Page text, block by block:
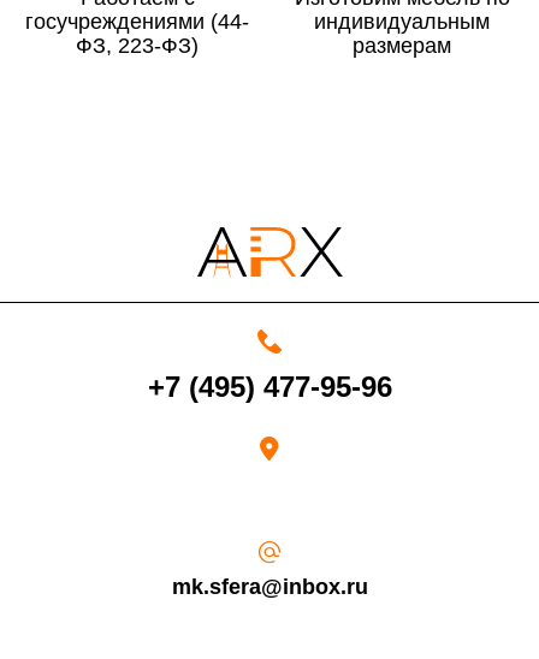
Сборка в выходные дни и вечернее время:
4000 руб. в рабочее время
момента получения товара.
счет в течение 5-30 рабочих дней (срок зависит от банка, который
госучреждениями (44-
ФЗ, 223-ФЗ)
индивидуальным
размерам
+7 (495) 477-95-96
mk.sfera@inbox.ru